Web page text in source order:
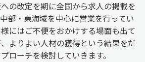
の改定を期に全国から求人の掲載を
部・東海域を中心に営業を行ってい
にはご不便をおかけする場面も出て
よりよい人材の獲得という結果をだ
ローチを検討していきます。